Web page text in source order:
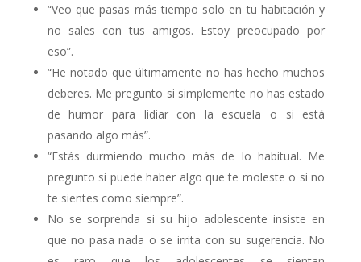
“Veo que pasas más tiempo solo en tu habitación y
no sales con tus amigos. Estoy preocupado por
eso”.
“He notado que últimamente no has hecho muchos
deberes. Me pregunto si simplemente no has estado
de humor para lidiar con la escuela o si está
pasando algo más”.
“Estás durmiendo mucho más de lo habitual. Me
pregunto si puede haber algo que te moleste o si no
te sientes como siempre”.
No se sorprenda si su hijo adolescente insiste en
que no pasa nada o se irrita con su sugerencia. No